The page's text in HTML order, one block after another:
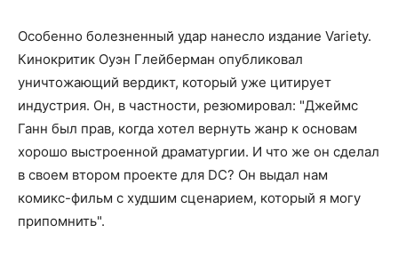
Особенно болезненный удар нанесло издание Variety.
Кинокритик Оуэн Глейберман опубликовал
уничтожающий вердикт, который уже цитирует
индустрия. Он, в частности, резюмировал: "Джеймс
Ганн был прав, когда хотел вернуть жанр к основам
хорошо выстроенной драматургии. И что же он сделал
в своем втором проекте для DC? Он выдал нам
комикс-фильм с худшим сценарием, который я могу
припомнить".